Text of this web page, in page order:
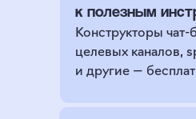
к полезным
Конструкторы
целевых каналов,
и другие —